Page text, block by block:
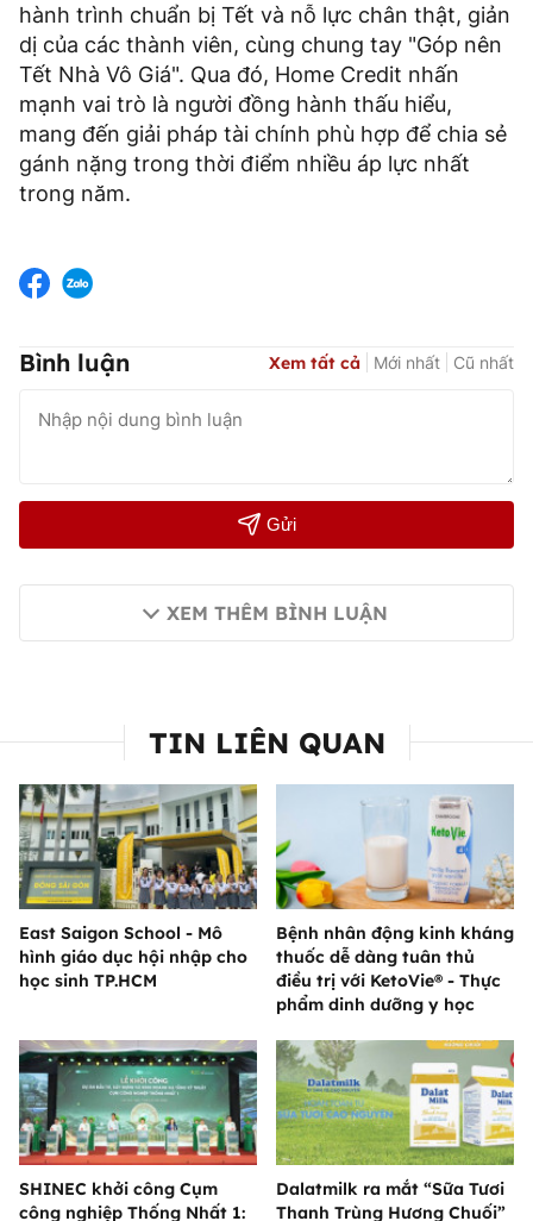
hành trình chuẩn bị Tết và nỗ lực chân thật, giản
dị của các thành viên, cùng chung tay "Góp nên
Tết Nhà Vô Giá". Qua đó, Home Credit nhấn
mạnh vai trò là người đồng hành thấu hiểu,
mang đến giải pháp tài chính phù hợp để chia sẻ
gánh nặng trong thời điểm nhiều áp lực nhất
trong năm.
Bình luận Xem tất cả Mới nhất Cũ nhất
Gửi
XEM THÊM BÌNH LUẬN
TIN LIÊN QUAN
East Saigon School - Mô
hình giáo dục hội nhập cho
học sinh TP.HCM
Bệnh nhân động kinh kháng
thuốc dễ dàng tuân thủ
điều trị với KetoVie® - Thực
phẩm dinh dưỡng y học
SHINEC khởi công Cụm
công nghiệp Thống Nhất 1:
Dalatmilk ra mắt “Sữa Tươi
Thanh Trùng Hương Chuối”